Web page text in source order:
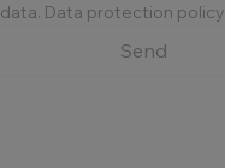
data. Data protection policy
Send